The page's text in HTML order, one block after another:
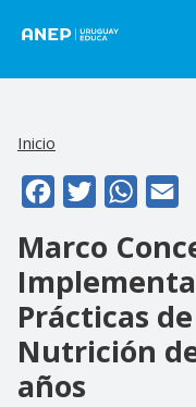
Inicio
FacebookTwitter
Marco
Prácticas
Nutrición
años